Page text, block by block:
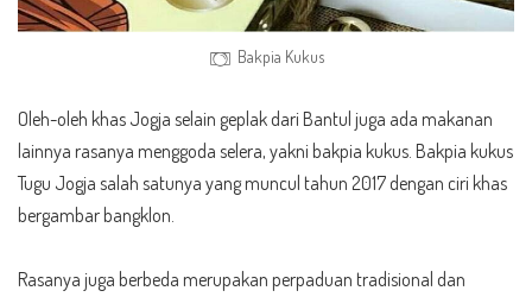
Bakpia Kukus
Oleh-oleh khas Jogja selain geplak dari Bantul juga ada makanan
lainnya rasanya menggoda selera, yakni bakpia kukus. Bakpia kukus
Tugu Jogjasalah satunya yang muncul tahun 2017 dengan ciri khas
bergambar bangklon.
Rasanya juga berbeda merupakan perpaduan tradisional dan